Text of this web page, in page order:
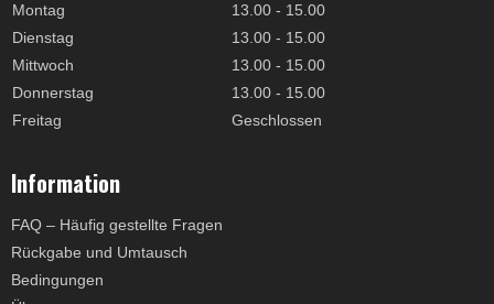
Montag
13.00 - 15.00
Dienstag
13.00 - 15.00
Mittwoch
13.00 - 15.00
Donnerstag
13.00 - 15.00
Freitag
Geschlossen
Information
FAQ – Häufig gestellte Fragen
Rückgabe und Umtausch
Bedingungen